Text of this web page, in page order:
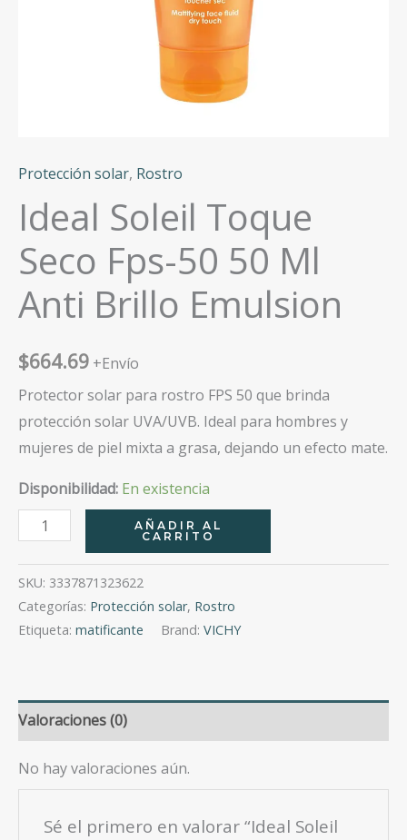
Protección solar, Rostro
Ideal Soleil Toque
Seco Fps-50 50 Ml
Anti Brillo Emulsion
$664.69 +Envío
Protector solar para rostro FPS 50 que brinda
protección solar UVA/UVB. Ideal para hombres y
mujeres de piel mixta a grasa, dejando un efecto mate.
Disponibilidad: En existencia
Ideal
Soleil
Toque
Seco
Fps-
Ml
Anti
Brillo
Emulsion
AÑADIR AL
CARRITO
SKU: 3337871323622
Categorías: Protección solar, Rostro
Etiqueta: matificante Brand: VICHY
Valoraciones (0)
No hay valoraciones aún.
Sé el primero en valorar “Ideal Soleil